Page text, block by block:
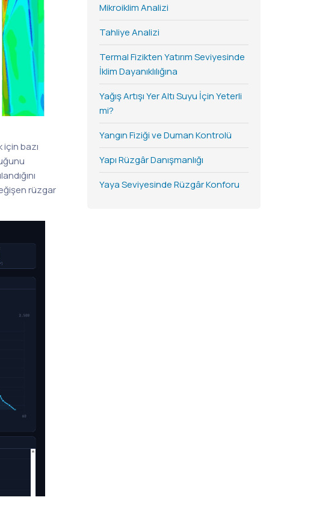
bazı
rüzgar
Mikroiklim Analizi
Tahliye Analizi
Termal Fizikten Yatırım Seviyesinde
İklim Dayanıklılığına
Yağış Artışı Yer Altı Suyu İçin Yeterli
mi?
Yangın Fiziği ve Duman Kontrolü
Yapı Rüzgâr Danışmanlığı
Yaya Seviyesinde Rüzgâr Konforu